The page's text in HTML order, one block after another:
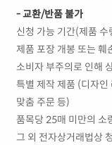
- 교환/반품 불가
신청 가능 기간(제품
제품 포장 개봉 또는 훼
소비자 부주의로 인해
특별 제작 제품 (디자인
맞춤 주문 등)
품목당 25매 미만의 소
그 외 전자상거래법상